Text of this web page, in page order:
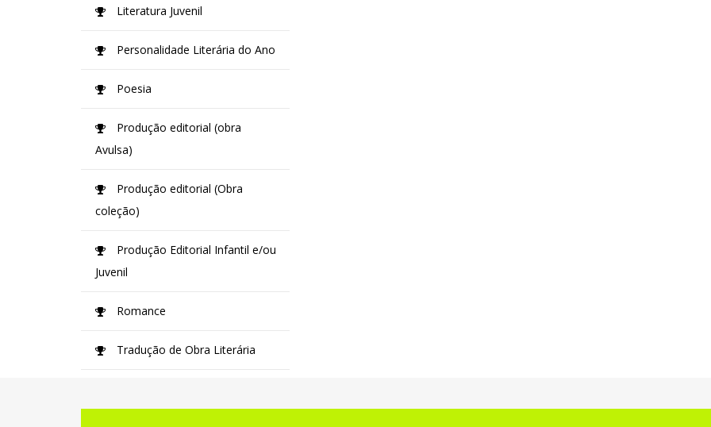
Literatura Juvenil
Personalidade Literária do Ano
Poesia
Produção editorial (obra
Avulsa)
Produção editorial (Obra
coleção)
Produção Editorial Infantil e/ou
Juvenil
Romance
Tradução de Obra Literária